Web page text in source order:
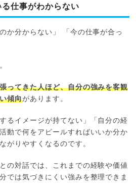
仕事がわからない
か分からない」 「今の仕事が合っ
ってきた人ほど、自分の強みを客観
傾向があります。
るイメージが持てない」「自分の経
動で何をアピールすればいいか分か
がりやすくなるのです。
の対話では、これまでの経験や価値
では気づきにくい強みを整理できま